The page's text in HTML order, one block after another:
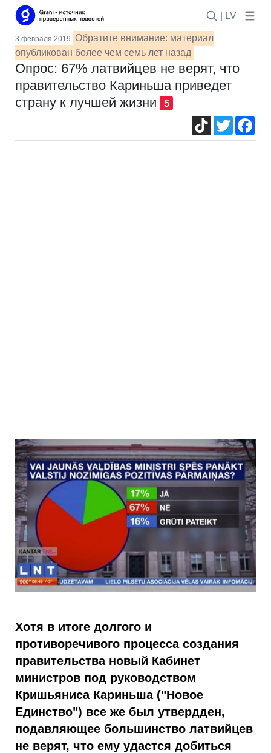
| LV
3 февраля 2019 Обратите внимание: материал
опубликован более чем семь лет назад
Опрос: 67% латвийцев не верят, что
правительство Кариньша приведет
страну к лучшей жизни
5
TikTokTwitter
Хотя в итоге долгого и
противоречивого процесса создания
правительства новый Кабинет
министров под руководством
Кришьяниса Кариньша ("Новое
Единство") все же был утвердден,
подавляющее большинство латвийцев
не верят, что ему удастся добиться